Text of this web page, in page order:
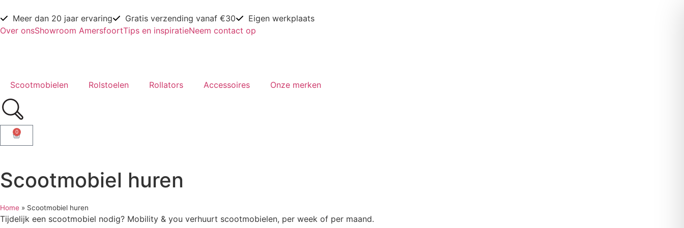
Meer dan 20 jaar ervaring Gratis verzending vanaf €30
Eigen werkplaats
Over onsShowroom AmersfoortTips en inspiratieNeem contact op
Scootmobielen Rolstoelen Rollators Accessoires Onze merken
0
Scootmobiel huren
Home » Scootmobiel huren
Tijdelijk een scootmobiel nodig? Mobility & you verhuurt scootmobielen, per week of per maand.